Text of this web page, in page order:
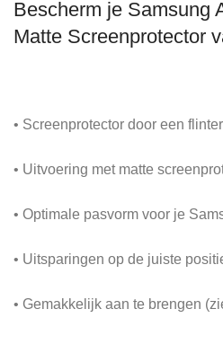
Bescherm je Samsung
Matte Screenprotector
• Screenprotector door een
• Uitvoering met matte
• Optimale pasvorm voor je
• Uitsparingen op de juiste
• Gemakkelijk aan te brengen